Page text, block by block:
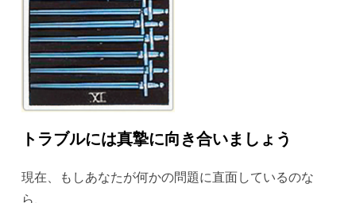
トラブルには真摯に向き合いましょう
現在、もしあなたが何かの問題に直面しているのな
ら、